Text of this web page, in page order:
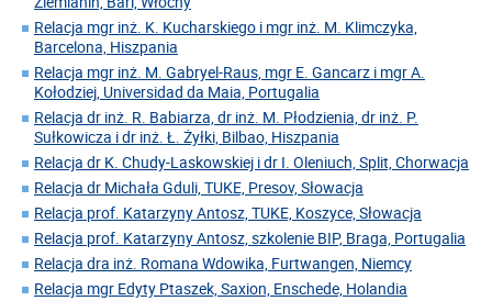
Relacja mgr inż. K. Kucharskiego i mgr inż. M. Klimczyka,
Barcelona, Hiszpania
Relacja mgr inż. M. Gabryel-Raus, mgr E. Gancarz i mgr A.
Kołodziej, Universidad da Maia, Portugalia
Relacja dr inż. R. Babiarza, dr inż. M. Płodzienia, dr inż. P.
Sułkowicza i dr inż. Ł. Żyłki, Bilbao, Hiszpania
Relacja dr K. Chudy-Laskowskiej i dr I. Oleniuch, Split, Chorwacja
Relacja dr Michała Gduli, TUKE, Presov, Słowacja
Relacja prof. Katarzyny Antosz, TUKE, Koszyce, Słowacja
Relacja prof. Katarzyny Antosz, szkolenie BIP, Braga, Portugalia
Relacja dra inż. Romana Wdowika, Furtwangen, Niemcy
Relacja mgr Edyty Ptaszek, Saxion, Enschede, Holandia